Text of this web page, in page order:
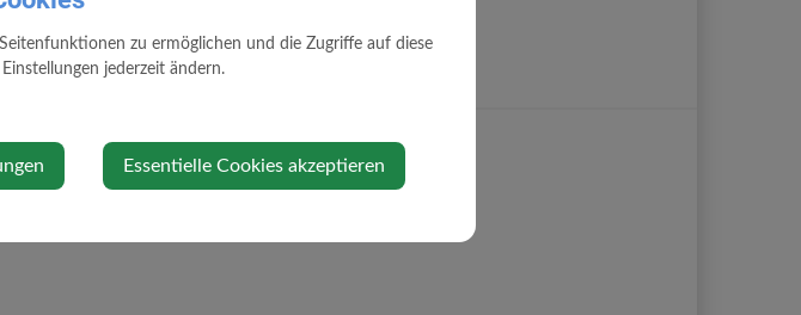
zu ermöglichen und die Zugriffe auf diese
jederzeit ändern.
Essentielle Cookies akzeptieren